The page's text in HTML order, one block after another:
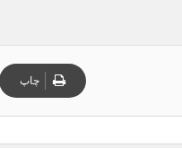
چاپ